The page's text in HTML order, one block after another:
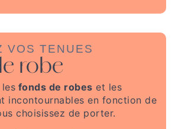
VOS TENUES
robe
fonds de robes et les
incontournables en fonction de
choisissez de porter.